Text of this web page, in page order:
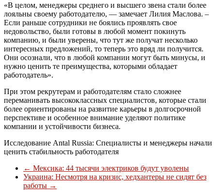
«В целом, менеджеры среднего и высшего звена стали более
лояльны своему работодателю, — замечает Лилия Маслова. –
Если раньше сотрудники не боялись проявлять свое
недовольство, были готовы в любой момент покинуть
компанию, и были уверены, что тут же получат несколько
интересных предложений, то теперь это вряд ли получится.
Они осознали, что в любой компании могут быть минусы, и
нужно ценить те преимущества, которыми обладает
работодатель».
При этом рекрутерам и работодателям стало сложнее
переманивать высококлассных специалистов, которые стали
более ориентированы на развитие карьеры в долгосрочной
перспективе и особенное внимание уделяют политике
компании и устойчивости бизнеса.
Исследование Antal Russia: Специалисты и менеджеры начали
ценить стабильность работодателя
← Мексика: 44 тысячи электриков будут уволены
Украина: Несмотря на кризис, хедхантеры не сидят без
работы →